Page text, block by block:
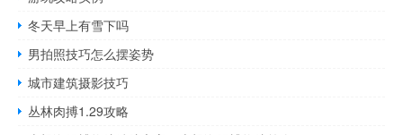
冬天早上有雪下吗
男拍照技巧怎么摆姿势
城市建筑摄影技巧
丛林肉搏1.29攻略